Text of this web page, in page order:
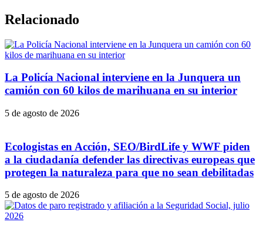
Relacionado
La Policía Nacional interviene en la Junquera un
camión con 60 kilos de marihuana en su interior
5 de agosto de 2026
Ecologistas en Acción, SEO/BirdLife y WWF piden
a la ciudadanía defender las directivas europeas que
protegen la naturaleza para que no sean debilitadas
5 de agosto de 2026